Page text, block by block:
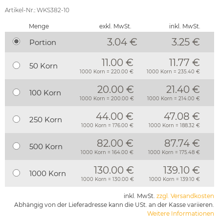
Artikel-Nr.: WKS382-10
Menge exkl. MwSt. inkl. MwSt.
Portion 3.04 € 3.25 €
50 Korn 11.00 €
1000 Korn = 220.00 €
11.77 €
1000 Korn = 235.40 €
100 Korn 20.00 €
1000 Korn = 200.00 €
21.40 €
1000 Korn = 214.00 €
250 Korn 44.00 €
1000 Korn = 176.00 €
47.08 €
1000 Korn = 188.32 €
500 Korn 82.00 €
1000 Korn = 164.00 €
87.74 €
1000 Korn = 175.48 €
1000 Korn 130.00 €
1000 Korn = 130.00 €
139.10 €
1000 Korn = 139.10 €
inkl. MwSt. zzgl. Versandkosten
Abhängig von der Lieferadresse kann die USt. an der Kasse variieren.
Weitere Informationen